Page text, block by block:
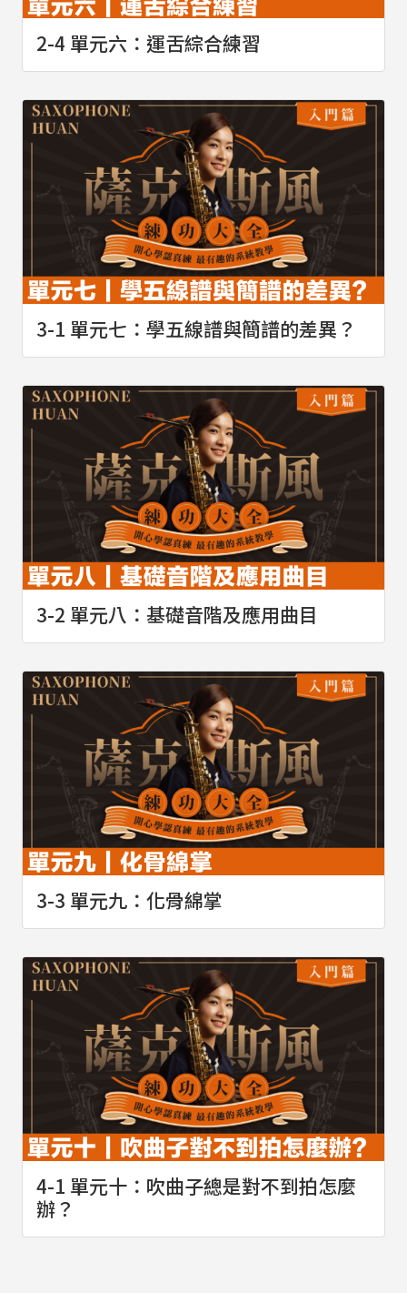
2-4 單元六：運舌綜合練習
3-1 單元七：學五線譜與簡譜的差異？
3-2 單元八：基礎音階及應用曲目
3-3 單元九：化骨綿掌
4-1 單元十：吹曲子總是對不到拍怎麼
辦？